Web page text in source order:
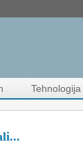
Tehnologija